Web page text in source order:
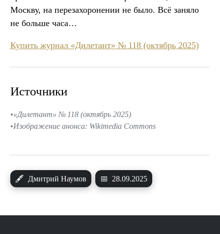
Москву, на перезахоронении не было. Всё заняло
не больше часа…
Купить журнал «Дилетант» № 118 (октябрь 2025)
🖋 Дмитрий Наумов 📅 28.09.2025
Источники
«Дилетант» № 118 (октябрь 2025)
Изображение анонса: Wikimedia Commons